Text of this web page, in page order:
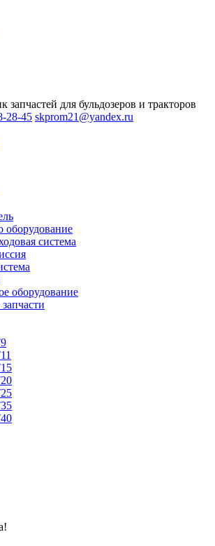
для бульдозеров и тракторов
28-45 skprom21@yandex.ru
оборудование
система
оборудование